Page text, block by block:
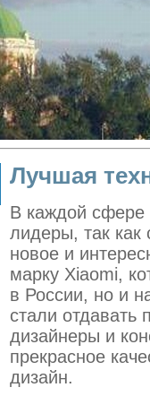
Лучшая
В каждой сфере
лидеры, так как
новое и
марку Xiaomi,
в России, но и
стали отдавать
дизайнеры и
прекрасное
дизайн.